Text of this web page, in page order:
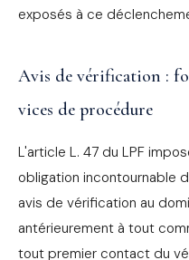
exposés à ce
Avis de vérification :
vices de procédure
L'article L. 47 du LPF
obligation incontournable
avis de vérification au
antérieurement à tout
tout premier contact du